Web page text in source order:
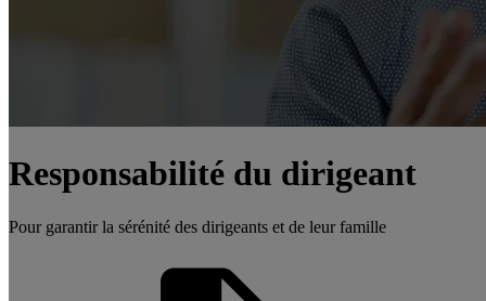
Responsabilité du dirigeant
Pour garantir la sérénité des dirigeants et de leur famille